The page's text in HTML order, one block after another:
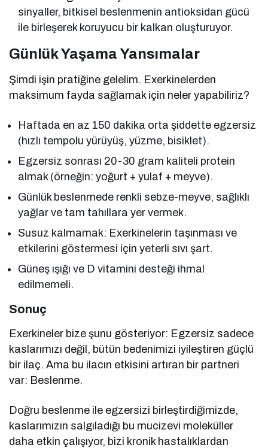
sinyaller, bitkisel beslenmenin antioksidan gücü
ile birleşerek koruyucu bir kalkan oluşturuyor.
Günlük Yaşama Yansımalar
Şimdi işin pratiğine gelelim. Exerkinelerden
maksimum fayda sağlamak için neler yapabiliriz?
Haftada en az 150 dakika orta şiddette egzersiz
(hızlı tempolu yürüyüş, yüzme, bisiklet).
Egzersiz sonrası 20-30 gram kaliteli protein
almak (örneğin: yoğurt + yulaf + meyve).
Günlük beslenmede renkli sebze-meyve, sağlıklı
yağlar ve tam tahıllara yer vermek.
Susuz kalmamak: Exerkinelerin taşınması ve
etkilerini göstermesi için yeterli sıvı şart.
Güneş ışığı ve D vitamini desteği ihmal
edilmemeli.
Sonuç
Exerkineler bize şunu gösteriyor: Egzersiz sadece
kaslarımızı değil, bütün bedenimizi iyileştiren güçlü
bir ilaç. Ama bu ilacın etkisini artıran bir partneri
var: Beslenme.
Doğru beslenme ile egzersizi birleştirdiğimizde,
kaslarımızın salgıladığı bu mucizevi moleküller
daha etkin çalışıyor, bizi kronik hastalıklardan